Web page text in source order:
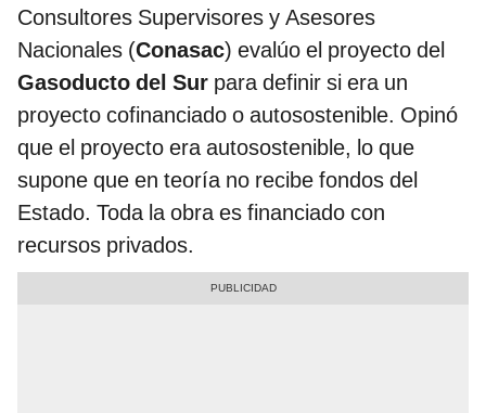
Consultores Supervisores y Asesores
Nacionales (Conasac) evalúo el proyecto del
Gasoducto del Sur para definir si era un
proyecto cofinanciado o autosostenible. Opinó
que el proyecto era autosostenible, lo que
supone que en teoría no recibe fondos del
Estado. Toda la obra es financiado con
recursos privados.